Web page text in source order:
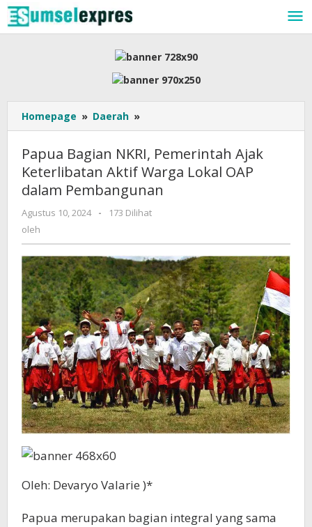
Lewati
ke
konten
Homepage » Daerah »
Bagian
Pemerintah
Ajak
Keterlibatan
Warga
OAP
dalam
Pembangunan
Papua Bagian NKRI, Pemerintah Ajak
Keterlibatan Aktif Warga Lokal OAP
dalam Pembangunan
Agustus 10, 2024 oleh
-
173 Dilihat
oleh
Oleh: Devaryo Valarie )*
Papua merupakan bagian integral yang sama